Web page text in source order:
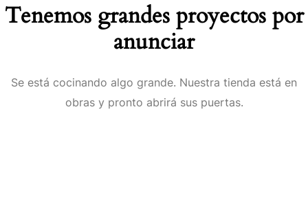
Tenemos grandes proyectos por
anunciar
Se está cocinando algo grande. Nuestra tienda está en
obras y pronto abrirá sus puertas.